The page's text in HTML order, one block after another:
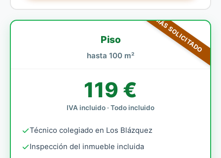
MÁS SOLICITADO
Piso
hasta 100 m²
119 €
IVA incluido · Todo incluido
Técnico colegiado en Los Blázquez
Inspección del inmueble incluida